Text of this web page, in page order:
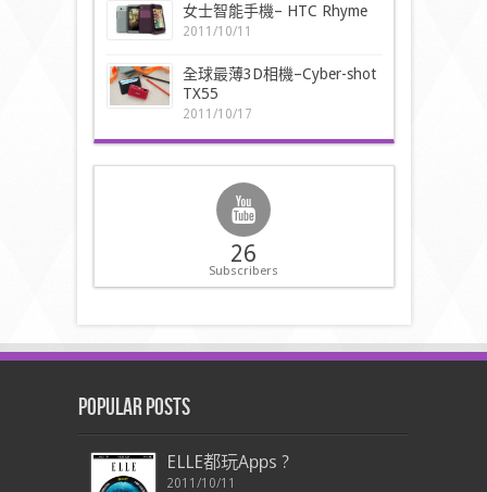
女士智能手機– HTC Rhyme
2011/10/11
全球最薄3D相機–Cyber-shot
TX55
2011/10/17
26
Subscribers
Popular Posts
ELLE都玩Apps ?
2011/10/11